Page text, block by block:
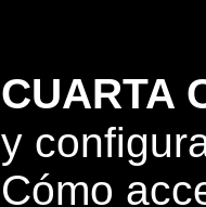
CUARTA
y
Cómo